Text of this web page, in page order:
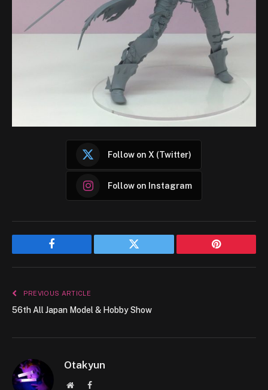
Follow on X (Twitter)
Follow on Instagram
Facebook Twitter Pinterest
PREVIOUS ARTICLE
56th All Japan Model & Hobby Show
Otakyun
WebsiteFacebook